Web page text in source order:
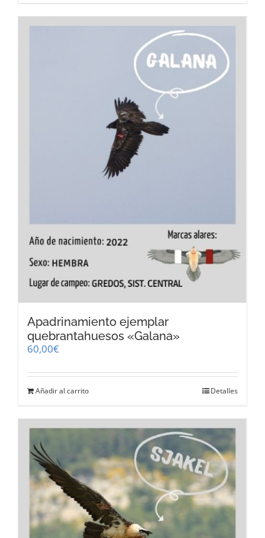
Apadrinamiento ejemplar
quebrantahuesos «Galana»
60,00€
Añadir al carrito Detalles